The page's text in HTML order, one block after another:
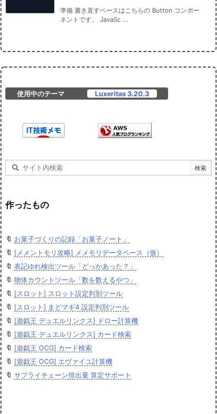
準備 書き直すベースはこちらの Button コンポー
ネントです。 JavaSc ...
使用中のテーマ Luxeritas 3.20.3
作ったもの
🔖 お菓子づくりの記録「お菓子ノート」
🔖 [メメントモリ攻略] メメモリデータベース（仮）
🔖 表記ゆれ検出ツール「どっかあった？」
🔖 物体カウントツール「数を数えるやつ」
🔖 [スロット] スロット設定判別ツール
🔖 [スロット] まどマギ4 設定判別ツール
🔖 [遊戯王 デュエルリンクス] ドロー計算機
🔖 [遊戯王 デュエルリンクス] カード検索
🔖 [遊戯王 OCG] カード検索
🔖 [遊戯王 OCG] エヴァイユ計算機
🔖 サプライチェーン排出量 算定サポート